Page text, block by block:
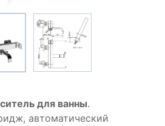
для ванны.
автоматический